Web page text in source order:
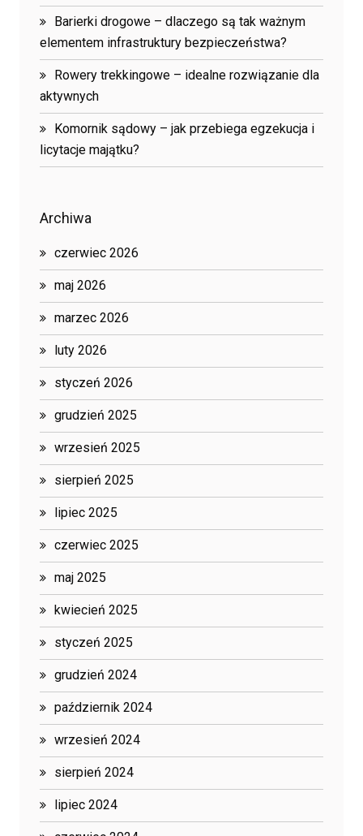
Barierki drogowe – dlaczego są tak ważnym
elementem infrastruktury bezpieczeństwa?
Rowery trekkingowe – idealne rozwiązanie dla
aktywnych
Komornik sądowy – jak przebiega egzekucja i
licytacje majątku?
Archiwa
czerwiec 2026
maj 2026
marzec 2026
luty 2026
styczeń 2026
grudzień 2025
wrzesień 2025
sierpień 2025
lipiec 2025
czerwiec 2025
maj 2025
kwiecień 2025
styczeń 2025
grudzień 2024
październik 2024
wrzesień 2024
sierpień 2024
lipiec 2024